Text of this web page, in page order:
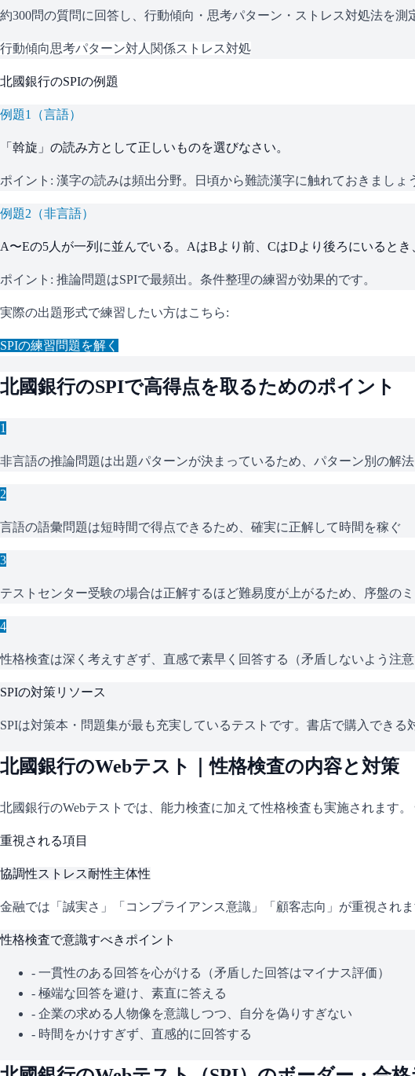
約300問の質問に回答し、行動傾向・思考パターン・ストレス対処法を測
行動傾向思考パターン対人関係ストレス対処
北國銀行のSPIの例題
例題1 （言語）
「斡旋」の読み方として正しいものを選びなさい。
ポイント: 漢字の読みは頻出分野。日頃から難読漢字に触れておきましょ
例題2 （非言語）
A〜Eの5人が一列に並んでいる。AはBより前、CはDより後ろにいるとき
ポイント: 推論問題はSPIで最頻出。条件整理の練習が効果的です。
実際の出題形式で練習したい方はこちら:
SPIの練習問題を解く
北國銀行のSPIで高得点を取るためのポイント
1
非言語の推論問題は出題パターンが決まっているため、パターン別の解
2
言語の語彙問題は短時間で得点できるため、確実に正解して時間を稼ぐ
3
テストセンター受験の場合は正解するほど難易度が上がるため、序盤の
4
性格検査は深く考えすぎず、直感で素早く回答する（矛盾しないよう注意
SPIの対策リソース
SPIは対策本・問題集が最も充実しているテストです。書店で購入できる
北國銀行のWebテスト｜性格検査の内容と対策
北國銀行のWebテストでは、能力検査に加えて性格検査も実施されます
重視される項目
協調性ストレス耐性主体性
金融では「誠実さ」「コンプライアンス意識」「顧客志向」が重視され
性格検査で意識すべきポイント
- 一貫性のある回答を心がける（矛盾した回答はマイナス評価）
- 極端な回答を避け、素直に答える
- 企業の求める人物像を意識しつつ、自分を偽りすぎない
- 時間をかけすぎず、直感的に回答する